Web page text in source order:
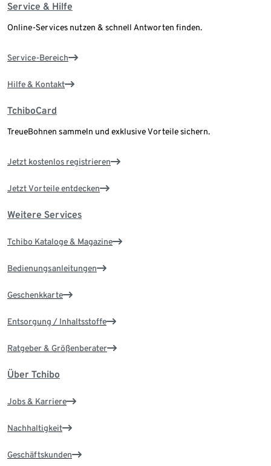
Service & Hilfe
Online-Services nutzen & schnell Antworten finden.
Service-Bereich
Hilfe & Kontakt
TchiboCard
TreueBohnen sammeln und exklusive Vorteile sichern.
Jetzt kostenlos registrieren
Jetzt Vorteile entdecken
Weitere Services
Tchibo Kataloge & Magazine
Bedienungsanleitungen
Geschenkkarte
Entsorgung / Inhaltsstoffe
Ratgeber & Größenberater
Über Tchibo
Jobs & Karriere
Nachhaltigkeit
Geschäftskunden